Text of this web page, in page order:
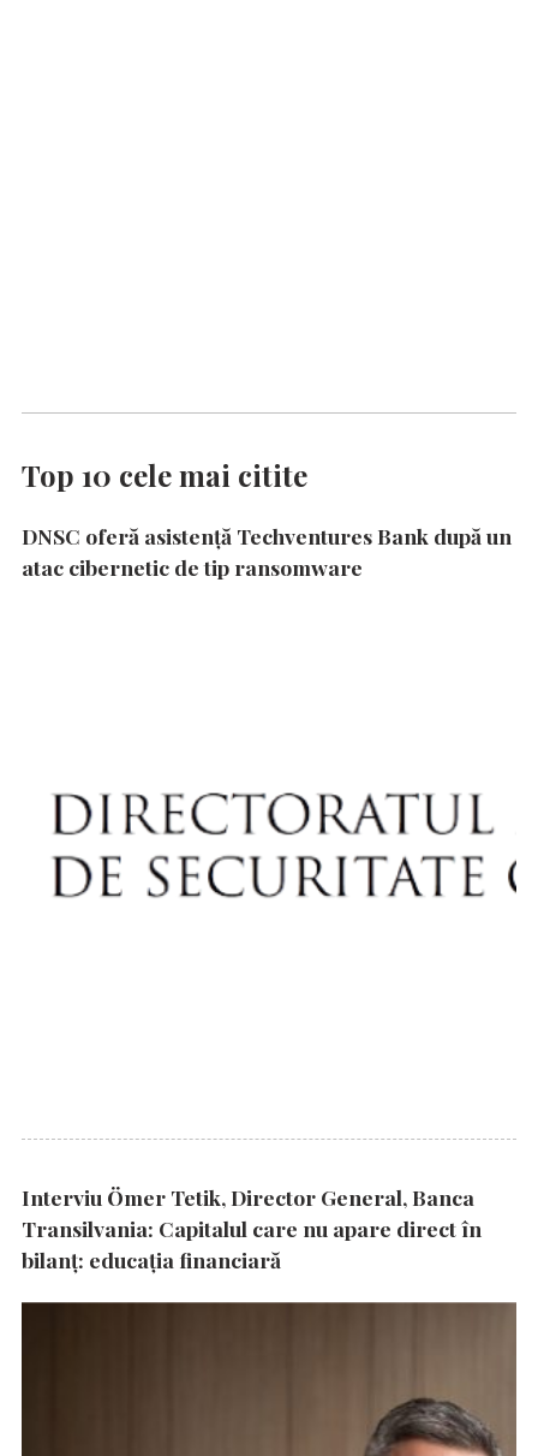
Top 10 cele mai citite
DNSC oferă asistență Techventures Bank după un
atac cibernetic de tip ransomware
Interviu Ömer Tetik, Director General, Banca
Transilvania: Capitalul care nu apare direct în
bilanț: educația financiară